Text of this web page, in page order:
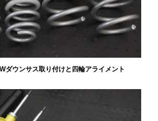
ダウンサス取り付けと四輪アライメント